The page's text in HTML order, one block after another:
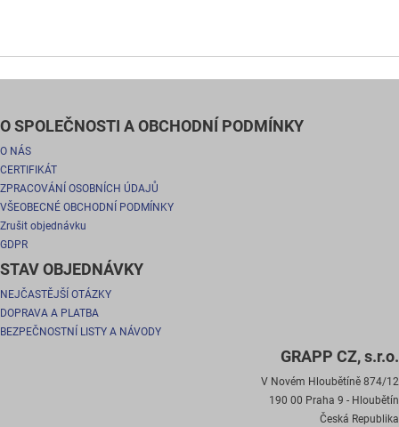
O SPOLEČNOSTI A OBCHODNÍ PODMÍNKY
O NÁS
CERTIFIKÁT
ZPRACOVÁNÍ OSOBNÍCH ÚDAJŮ
VŠEOBECNÉ OBCHODNÍ PODMÍNKY
Zrušit objednávku
GDPR
STAV OBJEDNÁVKY
NEJČASTĚJŠÍ OTÁZKY
DOPRAVA A PLATBA
BEZPEČNOSTNÍ LISTY A NÁVODY
GRAPP CZ, s.r.o.
V Novém Hloubětíně 874/12
190 00 Praha 9 - Hloubětín
Česká Republika